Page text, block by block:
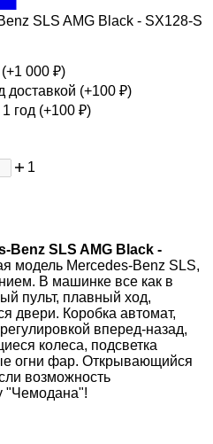
SLS AMG Black - SX128-S
1 000 ₽)
доставкой (+100 ₽)
год (+100 ₽)
1
Benz SLS AMG Black -
модель Mercedes-Benz SLS,
В машинке все как в
пульт, плавный ход,
двери. Коробка автомат,
вперед-назад,
колеса, подсветка
огни фар. Открывающийся
возможность
"Чемодана"!